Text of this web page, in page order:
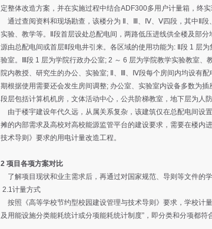
定整体改造方案，并在实施过程中结合ADF300多用户计量箱，终实
通过查阅资料和现场勘查，该楼分为 Ⅱ、Ⅲ、Ⅳ、Ⅴ四段，其中Ⅱ段
实验、教学等。Ⅱ段首层设处总配电间，两路低压进线供全楼及部
源由总配电间或首层Ⅱ段电井引来。各区域的使用功能为: Ⅱ段 1 层
验室。Ⅲ段 1 层为学院行政办公室; 2 ～ 6 层为学院教学实验教室
院内教授、研究生的办公、实验室; Ⅱ、Ⅲ、Ⅳ段每个房间内均设有
期根据使用需要还会发生房间调整; 办公室、实验室内设备多数为
段层包括计算机机房，文体活动中心，公共阶梯教室，地下层为人
由于楼宇建设年代久远，从属关系复杂，该建筑仅在总配电间设
摊的内部需求及高校对高校能源监管平台的建设要求，需要在楼内
技术导则》要求的用电计量改造工程。
2 项目各项方案对比
了解项目现状和业主需求后，再通过对国家规范、导则等文件的
2.1计量方式
按照《高等学校节约型校园建设管理与技术导则》要求，学校计
及用能设施分类能耗统计或分项能耗统计制度”，即分类和分项都符